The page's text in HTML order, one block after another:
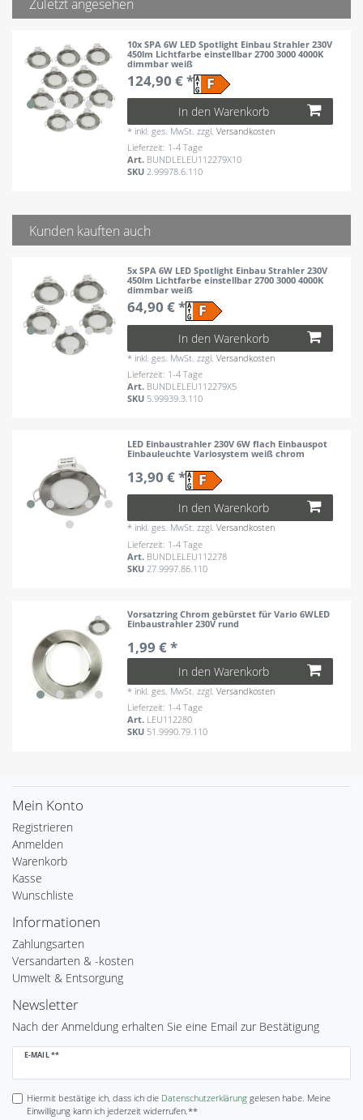
Zuletzt angesehen
10x SPA 6W LED Spotlight Einbau Strahler 230V
450lm Lichtfarbe einstellbar 2700 3000 4000K
dimmbar weiß
124,90 € *
In den Warenkorb
* inkl. ges. MwSt. zzgl.Versandkosten
Lieferzeit: 1-4 Tage
Art. BUNDLELEU112279X10
SKU2.99978.6.110
Kunden kauften auch
5x SPA 6W LED Spotlight Einbau Strahler 230V
450lm Lichtfarbe einstellbar 2700 3000 4000K
dimmbar weiß
64,90 € *
In den Warenkorb
* inkl. ges. MwSt. zzgl.Versandkosten
Lieferzeit: 1-4 Tage
Art. BUNDLELEU112279X5
SKU 5.99939.3.110
LED Einbaustrahler 230V 6W flach Einbauspot
Einbauleuchte Variosystem weiß chrom
13,90 € *
In den Warenkorb
* inkl. ges. MwSt. zzgl.Versandkosten
Lieferzeit: 1-4 Tage
Art. BUNDLELEU112278
SKU 27.9997.86.110
Vorsatzring Chrom gebürstet für Vario 6WLED
Einbaustrahler 230V rund
1,99 € *
In den Warenkorb
* inkl. ges. MwSt. zzgl.Versandkosten
Lieferzeit: 1-4 Tage
Art. LEU112280
SKU 51.9990.79.110
Mein Konto
Registrieren
Anmelden
Warenkorb
Kasse
Wunschliste
Informationen
Zahlungsarten
Versandarten & -kosten
Umwelt & Entsorgung
Newsletter
Nach der Anmeldung erhalten Sie eine Email zur Bestätigung
E-MAIL **
Newsletter
Hiermit bestätige ich, dass ich die Daten­schutz­erklärunggelesen habe. Meine
Einwilligung kann ich jederzeit widerrufen.**